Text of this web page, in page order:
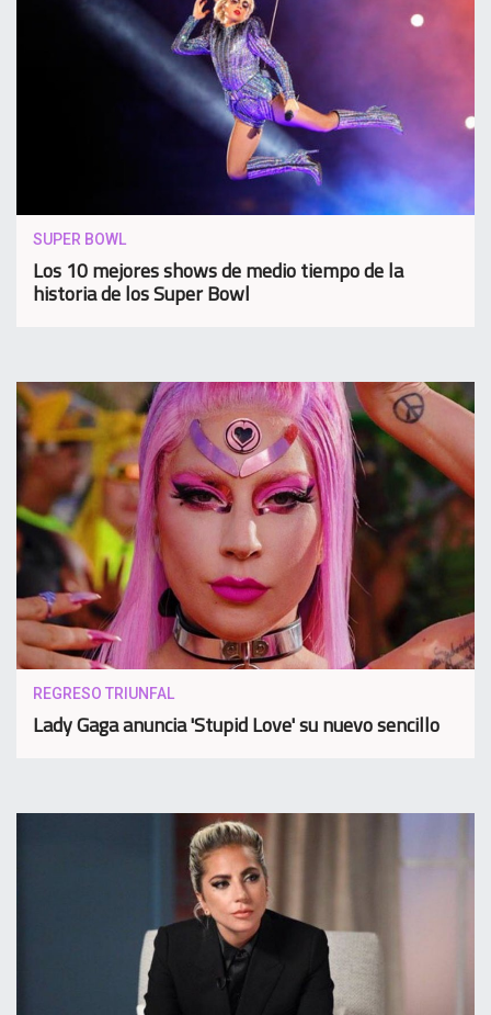
SUPER BOWL
Los 10 mejores shows de medio tiempo de la
historia de los Super Bowl
REGRESO TRIUNFAL
Lady Gaga anuncia 'Stupid Love' su nuevo sencillo